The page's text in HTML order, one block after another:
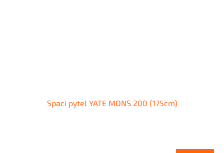
Spaci pytel YATE MONS 200 (175cm)